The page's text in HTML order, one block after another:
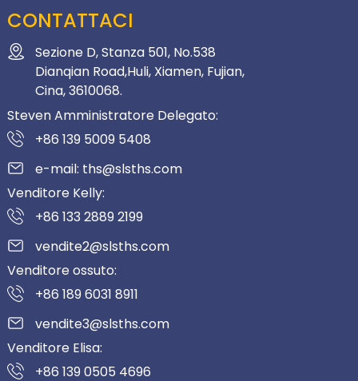
CONTATTACI
Sezione D, Stanza 501, No.538
Dianqian Road,Huli, Xiamen, Fujian,
Cina, 3610068.
Steven Amministratore Delegato:
+86 139 5009 5408
e-mail: ths@slsths.com
Venditore Kelly:
+86 133 2889 2199
vendite2@slsths.com
Venditore ossuto:
+86 189 6031 8911
vendite3@slsths.com
Venditore Elisa:
+86 139 0505 4696